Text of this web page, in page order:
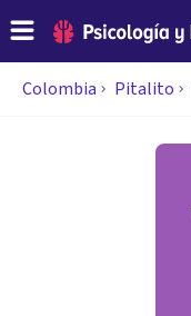
Colombia Pitalito